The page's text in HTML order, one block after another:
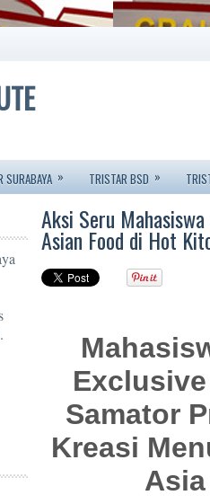
SURABAYA » TRISTAR BSD »
Aksi Seru
Asian Food di Hot
Samator
Kreasi